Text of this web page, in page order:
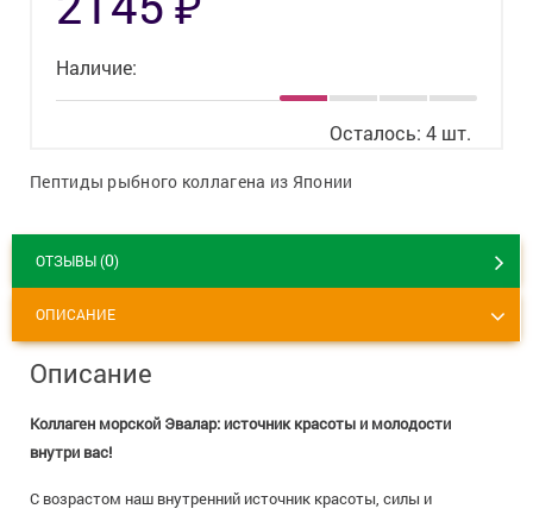
Скидки и акции
Наличие:
Осталось: 4 шт.
Пептиды рыбного коллагена из Японии
ОТЗЫВЫ (0)
ОПИСАНИЕ
Описание
Коллаген морской Эвалар: источник красоты и молодости
внутри вас!
С возрастом наш внутренний источник красоты, силы и